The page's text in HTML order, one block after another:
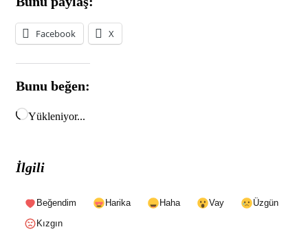
Facebook X
Bunu beğen:
Yükleniyor...
İlgili
Beğendim Harika Haha Vay
Üzgün
Kızgın